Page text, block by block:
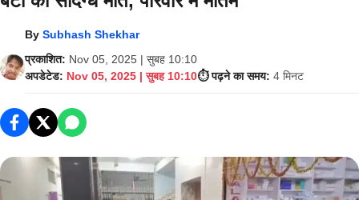
BySubhash Shekhar
प्रकाशित: Nov 05, 2025 | सुबह 10:10
अपडेटेड: Nov 05, 2025 | सुबह 10:10⏱️ पढ़ने का समय: 4 मिनट